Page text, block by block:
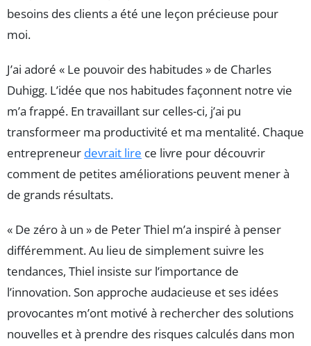
besoins des clients a été une leçon précieuse pour
moi.
J’ai adoré « Le pouvoir des habitudes » de Charles
Duhigg. L’idée que nos habitudes façonnent notre vie
m’a frappé. En travaillant sur celles-ci, j’ai pu
transformeer ma productivité et ma mentalité. Chaque
entrepreneur devrait lire ce livre pour découvrir
comment de petites améliorations peuvent mener à
de grands résultats.
« De zéro à un » de Peter Thiel m’a inspiré à penser
différemment. Au lieu de simplement suivre les
tendances, Thiel insiste sur l’importance de
l’innovation. Son approche audacieuse et ses idées
provocantes m’ont motivé à rechercher des solutions
nouvelles et à prendre des risques calculés dans mon